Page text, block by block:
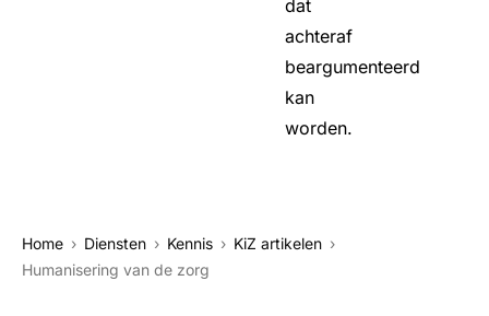
dat
achteraf
beargumenteerd
kan
worden.
Home Diensten Kennis
KiZ artikelen
Humanisering van de zorg